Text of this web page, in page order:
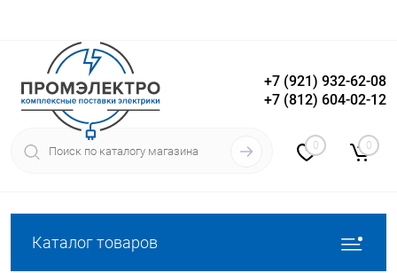
Вход Регистрация
+7 (921) 932-62-08
+7 (812) 604-02-12
0 0
Каталог товаров